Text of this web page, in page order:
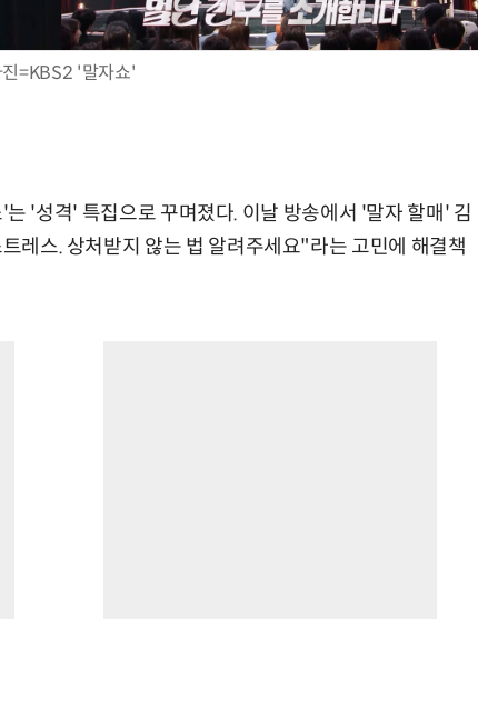
진=KBS2 '말자쇼'
'성격' 특집으로 꾸며졌다. 이날 방송에서 '말자 할매' 김
레스. 상처받지 않는 법 알려주세요"라는 고민에 해결책